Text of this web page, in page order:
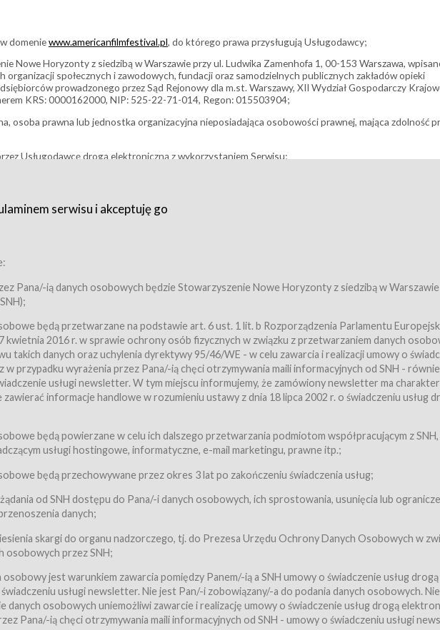
domeniewww.americanfilmfestival.pl, do którego prawa przysługują Usługodawcy;
Nowe Horyzonty z siedzibą w Warszawie przy ul. Ludwika Zamenhofa 1, 00-153 Warszawa,
społecznych i zawodowych, fundacji oraz samodzielnych publicznych zakładów opieki
prowadzonego przez Sąd Rejonowy dla m.st. Warszawy, XII Wydział Gospodarczy
KRS: 0000162000, NIP: 525-22-71-014, Regon: 015503904;
osoba prawna lub jednostka organizacyjna nieposiadająca osobowości prawnej, mająca zdolność
Usługodawcę drogą elektroniczną z wykorzystaniem Serwisu;
potwierdzające zawarcie umowy z Usługodawcą i uprawniające do wzięcia udziału w Wydarzeniu,
zawarcie umowy z Usługodawcą i uprawniające do wzięcia udziału w Wydarzeniu,
dla danego Wydarzenia, tj. uprawniające do uczestnictwa w wielu albo w pojedynczych seansach
i koncertach;
przez Usługodawcę w Serwisie;
Usług przez Usługodawcę, z zastrzeżeniem usług, o których mowa w ust. 2 pkt. 4 i 5 poniżej,
odrębne regulaminy,
danych osobowych Usługobiorców będących osobami fizycznymi.
następujące Usługi:Usługodawca świadczy Usługi drogą elektroniczną w rozumieniu
usług drogą elektroniczną (Dz.U. z 2002 r., Nr 144, poz. 1204, z późń. zm.). Usługi świadczone są
przez Usługobiorców materiałów zamieszczanych w Serwisie,
umów nabycia Karnetów i Biletów,
umów sprzedaży w Sklepie.
drogą elektroniczną w rozumieniu ustawy z dnia 18 lipca 2002 r. o świadczeniu usług drogą
z późń. zm.). Usługi świadczone są nieodpłatnie.
serwisu i akceptuję go
Pana/-ią danych osobowych będzie Stowarzyszenie Nowe Horyzonty z siedzibą w
będą przetwarzane na podstawie art. 6 ust. 1 lit. b Rozporządzenia Parlamentu
kwietnia 2016 r. w sprawie ochrony osób fizycznych w związku z przetwarzaniem danych
takich danych oraz uchylenia dyrektywy 95/46/WE - w celu zawarcia i realizacji umowy o
w przypadku wyrażenia przez Pana/-ią chęci otrzymywania maili informacyjnych od SNH -
usługi newsletter. W tym miejscu informujemy, że zamówiony newsletter ma charakter
informacje handlowe w rozumieniu ustawy z dnia 18 lipca 2002 r. o świadczeniu usług
będą powierzane w celu ich dalszego przetwarzania podmiotom współpracującym z
usługi hostingowe, informatyczne, e-mail marketingu, prawne itp.;
będą przechowywane przez okres 3 lat po zakończeniu świadczenia usług;
od SNH dostępu do Pana/-i danych osobowych, ich sprostowania, usunięcia lub
danych;
skargi do organu nadzorczego, tj. do Prezesa Urzędu Ochrony Danych Osobowych w
osobowych przez SNH;
jest warunkiem zawarcia pomiędzy Panem/-ią a SNH umowy o świadczenie usług drogą
usługi newsletter. Nie jest Pan/-i zobowiązany/-a do podania danych osobowych.
danych osobowych uniemożliwi zawarcie i realizację umowy o świadczenie usług drogą
Pana/-ią chęci otrzymywania maili informacyjnych od SNH - umowy o świadczeniu usługi